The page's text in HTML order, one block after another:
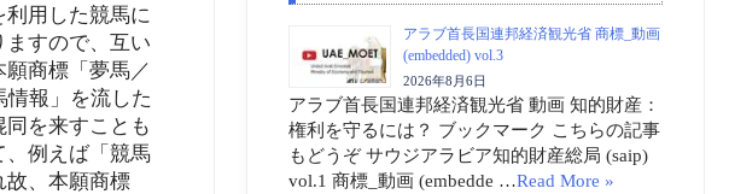
用した競馬に
すので、互い
商標「夢馬／
情報」を流した
を来すことも
、例えば「競馬
故、本願商標
アラブ首長国連邦経済観光省 商標_動画
(embedded) vol.3
2026年8月6日
アラブ首長国連邦経済観光省 動画 知的財産：
権利を守るには？ ブックマーク こちらの記事
もどうぞ サウジアラビア知的財産総局 (saip)
vol.1 商標_動画 (embedde …Read More »